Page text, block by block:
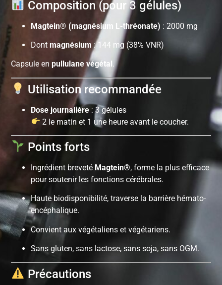
Composition (pour 3 gélules)
Magtein® (magnésium L-thréonate) : 2000 mg
Dontmagnésium : 144 mg (38% VNR)
Capsule enpullulane végétal .
Utilisation recommandée
Dose journalière : 3 gélules
2 le matin et 1 une heure avant le coucher.
Points forts
Ingrédient breveté Magtein®, forme la plus efficace
pour soutenir les fonctions cérébrales.
Haute biodisponibilité, traverse la barrière hémato-
encéphalique.
Convient aux végétaliens et végétariens.
Sans gluten, sans lactose, sans soja, sans OGM.
Précautions